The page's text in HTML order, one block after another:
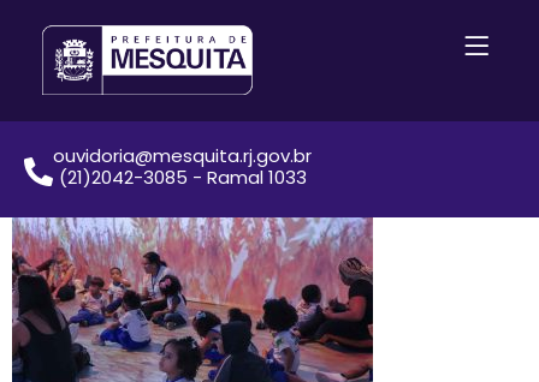
ouvidoria@mesquita.rj.gov.br
(21)2042-3085 - Ramal 1033